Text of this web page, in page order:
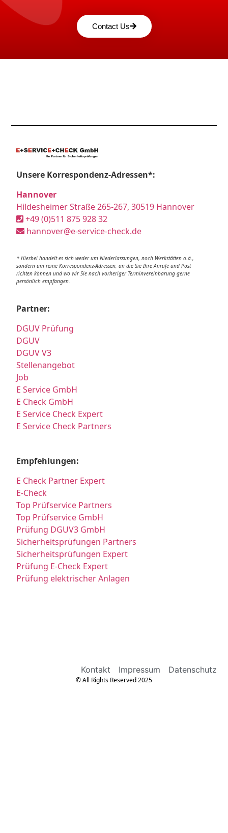
Contact Us
Unsere Korrespondenz-Adressen*:
Hannover
Hildesheimer Straße 265-267, 30519 Hannover
+49 (0)511 875 928 32
hannover@e-service-check.de
* Hierbei handelt es sich weder um Niederlassungen, noch Werkstätten o.ä.,
sondern um reine Korrespondenz-Adressen, an die Sie Ihre Anrufe und Post
richten können und wo wir Sie nach vorheriger Terminvereinbarung gerne
persönlich empfangen.
Partner:
DGUV Prüfung
DGUV
DGUV V3
Stellenangebot
Job
E Service GmbH
E Check GmbH
E Service Check Expert
E Service Check Partners
Empfehlungen:
E Check Partner Expert
E-Check
Top Prüfservice Partners
Top Prüfservice GmbH
Prüfung DGUV3 GmbH
Sicherheitsprüfungen Partners
Sicherheitsprüfungen Expert
Prüfung E-Check Expert
Prüfung elektrischer Anlagen
Kontakt Impressum Datenschutz
© All Rights Reserved 2025